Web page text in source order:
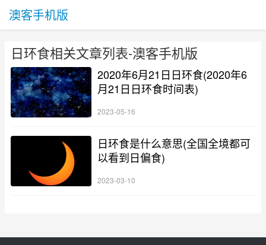
澳客手机版
日环食相关文章列表-澳客手机版
2020年6月21日日环食(2020年6
月21日日环食时间表)
2023-05-16
日环食是什么意思(全国全境都可
以看到日偏食)
2023-03-10